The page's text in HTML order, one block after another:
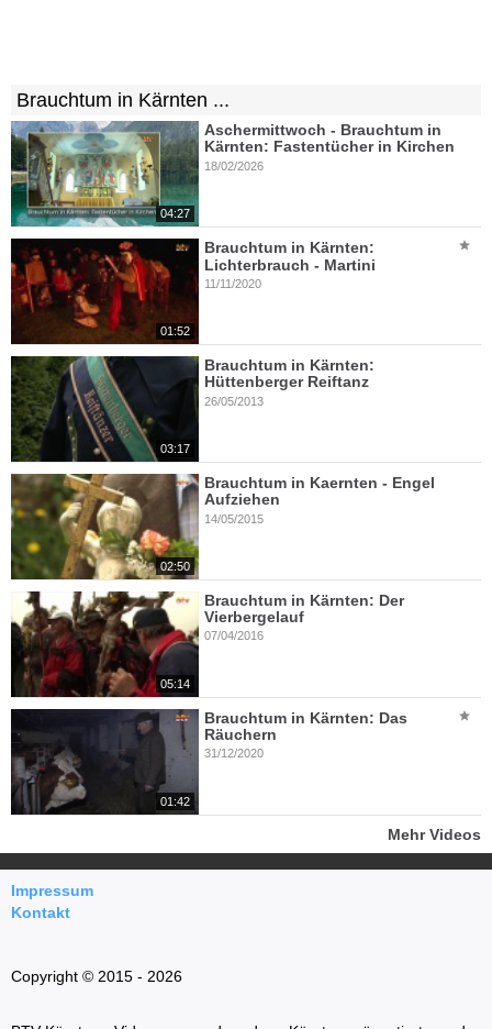
Brauchtum in Kärnten ...
04:27
Aschermittwoch - Brauchtum in
Kärnten: Fastentücher in Kirchen
18/02/2026
01:52
Brauchtum in Kärnten:
Lichterbrauch - Martini
11/11/2020
03:17
Brauchtum in Kärnten:
Hüttenberger Reiftanz
26/05/2013
02:50
Brauchtum in Kaernten - Engel
Aufziehen
14/05/2015
05:14
Brauchtum in Kärnten: Der
Vierbergelauf
07/04/2016
01:42
Brauchtum in Kärnten: Das
Räuchern
31/12/2020
Mehr Videos
Impressum
Kontakt
Copyright © 2015 - 2026